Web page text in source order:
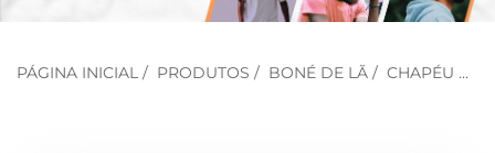
PÁGINA INICIAL / PRODUTOS / BONÉ DE LÃ / CHAPÉU CLÁSSICO